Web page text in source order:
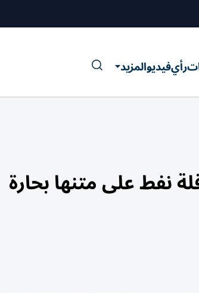
رأيفيديوالمزيد
نفط على متنها بحارة